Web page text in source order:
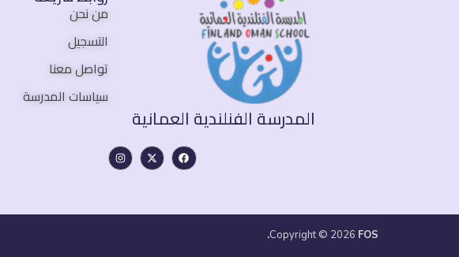
المدرسة الفنلندية العمانية
من نحن
التسجيل
تواصل معنا
سياسات المدرسة
Copyright © 2026 FOS.